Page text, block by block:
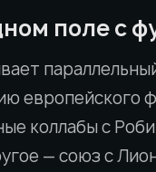
поле с
европейского
коллабы с
— союз с